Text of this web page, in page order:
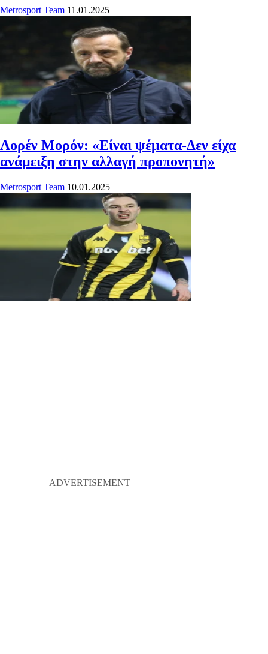
Metrosport Team 11.01.2025
Λορέν Μορόν: «Είναι ψέματα-Δεν είχα
ανάμειξη στην αλλαγή προπονητή»
Metrosport Team 10.01.2025